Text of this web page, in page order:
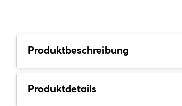
Produktbeschreibung
Produktdetails